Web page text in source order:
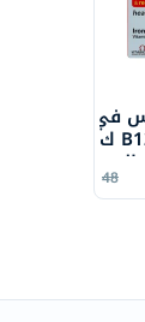
في
روجلوبين B12 ك
يك وفيتامين B1
48